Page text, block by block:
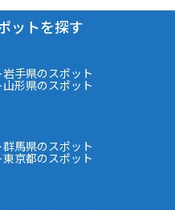
ットを探す
岩手県のスポット
山形県のスポット
群馬県のスポット
東京都のスポット